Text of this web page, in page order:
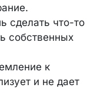
сделать что-то
собственных
к
и не дает